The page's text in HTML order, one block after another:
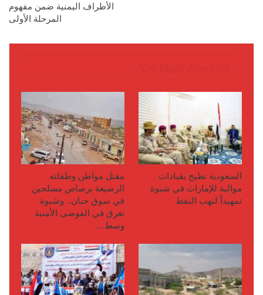
الأطراف اليمنية ضمن مفهوم
المرحلة الأولى
السعودية تطيح بقيادات
موالية للإمارات في شبوة
تمهيداً لنهب النفط
مقتل مواطن وطفلته
الرضيعة برصاص مسلحين
في سوق حبان.. وشبوة
تغرق في الفوضى الأمنية
وسط…